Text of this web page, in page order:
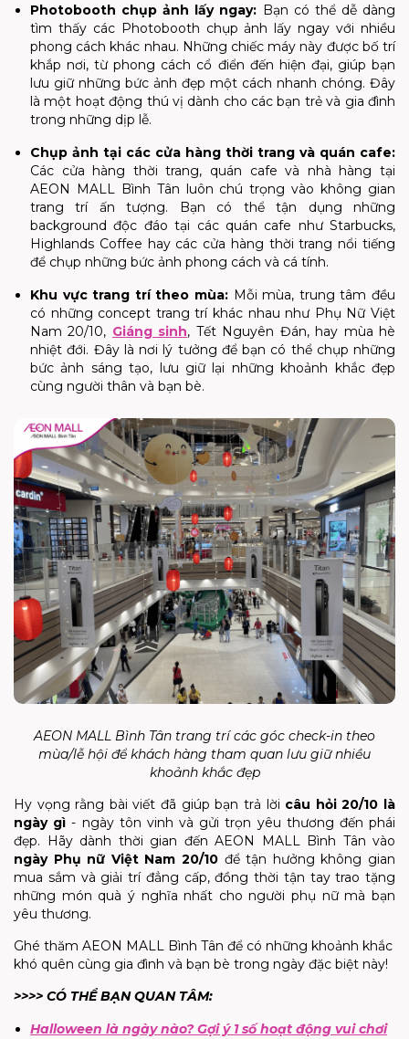
Photobooth chụp ảnh lấy ngay: Bạn có thể dễ dàng
tìm thấy các Photobooth chụp ảnh lấy ngay với nhiều
phong cách khác nhau. Những chiếc máy này được bố trí
khắp nơi, từ phong cách cổ điển đến hiện đại, giúp bạn
lưu giữ những bức ảnh đẹp một cách nhanh chóng. Đây
là một hoạt động thú vị dành cho các bạn trẻ và gia đình
trong những dịp lễ.
Chụp ảnh tại các cửa hàng thời trang và quán cafe:
Các cửa hàng thời trang, quán cafe và nhà hàng tại
AEON MALL Bình Tân luôn chú trọng vào không gian
trang trí ấn tượng. Bạn có thể tận dụng những
background độc đáo tại các quán cafe như Starbucks,
Highlands Coffee hay các cửa hàng thời trang nổi tiếng
để chụp những bức ảnh phong cách và cá tính.
Khu vực trang trí theo mùa: Mỗi mùa, trung tâm đều
có những concept trang trí khác nhau như Phụ Nữ Việt
Nam 20/10, Giáng sinh, Tết Nguyên Đán, hay mùa hè
nhiệt đới. Đây là nơi lý tưởng để bạn có thể chụp những
bức ảnh sáng tạo, lưu giữ lại những khoảnh khắc đẹp
cùng người thân và bạn bè.
AEON MALL Bình Tân trang trí các góc check-in theo
mùa/lễ hội để khách hàng tham quan lưu giữ nhiều
khoảnh khắc đẹp
Hy vọng rằng bài viết đã giúp bạn trả lời câu hỏi20/10 là
ngày gì - ngày tôn vinh và gửi trọn yêu thương đến phái
đẹp. Hãy dành thời gian đến AEON MALL Bình Tân vào
ngày Phụ nữ Việt Nam 20/10 để tận hưởng không gian
mua sắm và giải trí đẳng cấp, đồng thời tận tay trao tặng
những món quà ý nghĩa nhất cho người phụ nữ mà bạn
yêu thương.
Ghé thăm AEON MALL Bình Tân để có những khoảnh khắc
khó quên cùng gia đình và bạn bè trong ngày đặc biệt này!
>>>> CÓ THỂ BẠN QUAN TÂM:
Halloween là ngày nào? Gợi ý 1 số hoạt động vui chơi